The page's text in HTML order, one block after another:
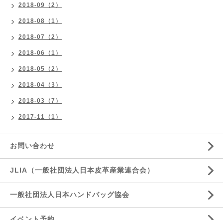
2018-09（2）
2018-08（1）
2018-07（2）
2018-06（1）
2018-05（2）
2018-04（3）
2018-03（7）
2017-11（1）
お問い合わせ
JLIA（一般社団法人日本皮革産業連合会）
一般社団法人日本ハンドバッグ協会